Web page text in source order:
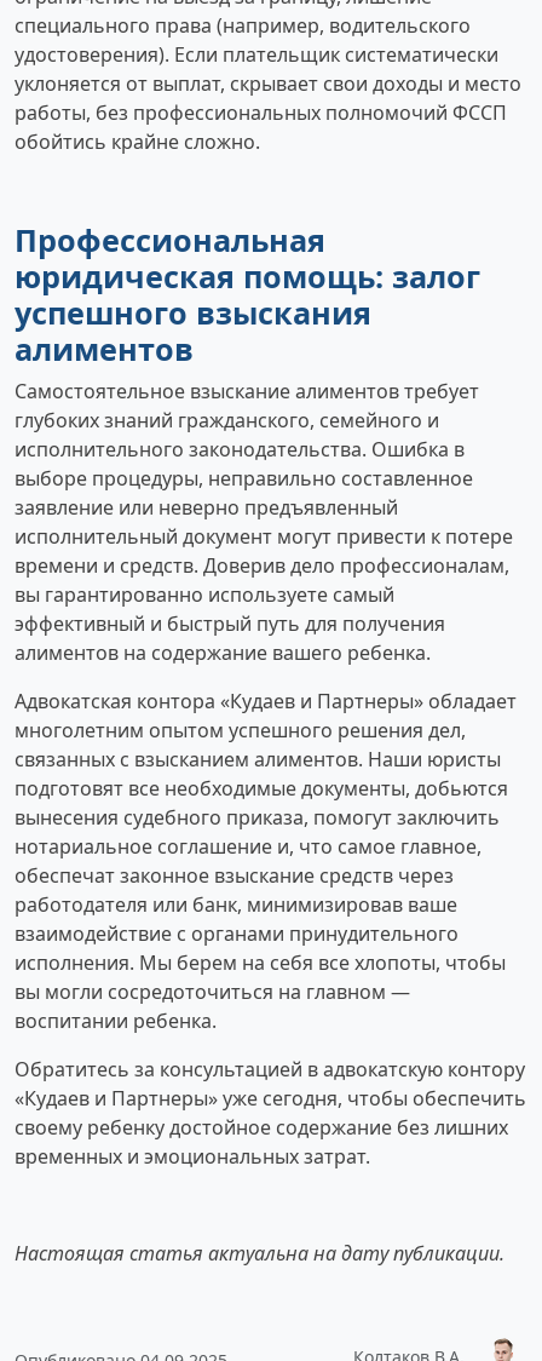
специального права (например, водительского
удостоверения). Если плательщик систематически
уклоняется от выплат, скрывает свои доходы и место
работы, без профессиональных полномочий ФССП
обойтись крайне сложно.
Профессиональная
юридическая помощь: залог
успешного взыскания
алиментов
Самостоятельное взыскание алиментов требует
глубоких знаний гражданского, семейного и
исполнительного законодательства. Ошибка в
выборе процедуры, неправильно составленное
заявление или неверно предъявленный
исполнительный документ могут привести к потере
времени и средств. Доверив дело профессионалам,
вы гарантированно используете самый
эффективный и быстрый путь для получения
алиментов на содержание вашего ребенка.
Адвокатская контора «Кудаев и Партнеры» обладает
многолетним опытом успешного решения дел,
связанных с взысканием алиментов. Наши юристы
подготовят все необходимые документы, добьются
вынесения судебного приказа, помогут заключить
нотариальное соглашение и, что самое главное,
обеспечат законное взыскание средств через
работодателя или банк, минимизировав ваше
взаимодействие с органами принудительного
исполнения. Мы берем на себя все хлопоты, чтобы
вы могли сосредоточиться на главном —
воспитании ребенка.
Обратитесь за консультацией в адвокатскую контору
«Кудаев и Партнеры» уже сегодня, чтобы обеспечить
своему ребенку достойное содержание без лишних
временных и эмоциональных затрат.
Настоящая статья актуальна на дату публикации.